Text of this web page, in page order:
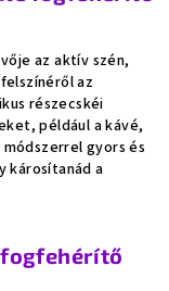
az aktív szén,
az
részecskéi
például a kávé,
gyors és
károsítanád a